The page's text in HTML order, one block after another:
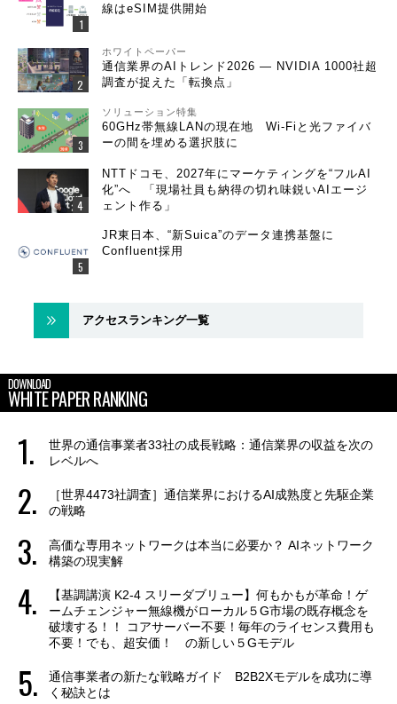
線はeSIM提供開始
ホワイトペーパー
通信業界のAIトレンド2026 ― NVIDIA 1000社超
調査が捉えた「転換点」
ソリューション特集
60GHz帯無線LANの現在地 Wi-Fiと光ファイバ
ーの間を埋める選択肢に
NTTドコモ、2027年にマーケティングを“フルAI
化”へ 「現場社員も納得の切れ味鋭いAIエージ
ェント作る」
JR東日本、“新Suica”のデータ連携基盤に
Confluent採用
アクセスランキング一覧
DOWNLOAD
WHITE PAPER RANKING
世界の通信事業者33社の成長戦略：通信業界の収益を次の
レベルへ
［世界4473社調査］通信業界におけるAI成熟度と先駆企業
の戦略
高価な専用ネットワークは本当に必要か？ AIネットワーク
構築の現実解
【基調講演 K2-4 スリーダブリュー】何もかもが革命！ゲ
ームチェンジャー無線機がローカル５G市場の既存概念を
破壊する！！ コアサーバー不要！毎年のライセンス費用も
不要！でも、超安価！ の新しい５Gモデル
通信事業者の新たな戦略ガイド B2B2Xモデルを成功に導
く秘訣とは